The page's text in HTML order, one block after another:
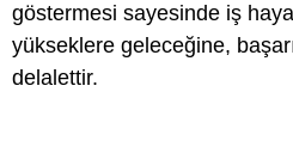
göstermesi sayesinde iş
yükseklere geleceğine,
delalettir.